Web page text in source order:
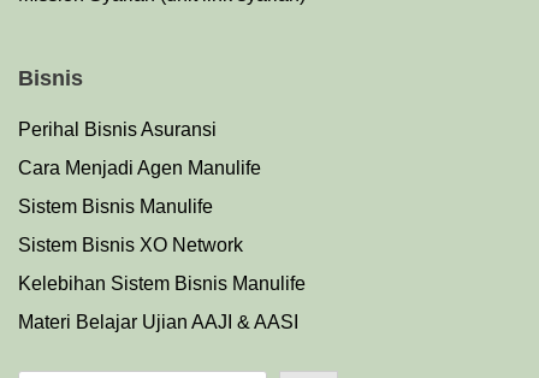
Bisnis
Perihal Bisnis Asuransi
Cara Menjadi Agen Manulife
Sistem Bisnis Manulife
Sistem Bisnis XO Network
Kelebihan Sistem Bisnis Manulife
Materi Belajar Ujian AAJI & AASI